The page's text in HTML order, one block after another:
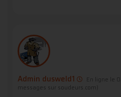
Admin dusweld1 En ligne le
messages sur soudeurs.com)